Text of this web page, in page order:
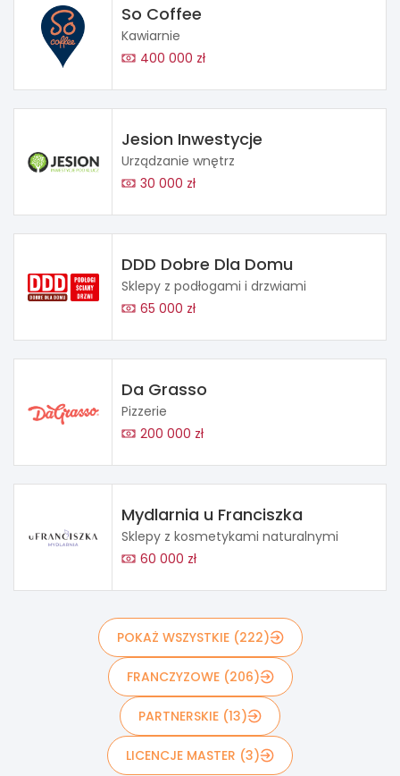
So Coffee
Kawiarnie
400 000 zł
Jesion Inwestycje
Urządzanie wnętrz
30 000 zł
DDD Dobre Dla Domu
Sklepy z podłogami i drzwiami
65 000 zł
Da Grasso
Pizzerie
200 000 zł
Mydlarnia u Franciszka
Sklepy z kosmetykami naturalnymi
60 000 zł
POKAŻ WSZYSTKIE (222)
FRANCZYZOWE (206)
PARTNERSKIE (13)
LICENCJE MASTER (3)